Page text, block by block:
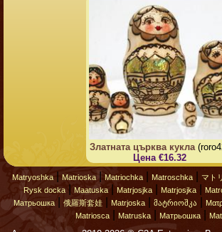
Златната църква кукла
Цена €16.32
Matryoshka| Matrioska| Matriochka| Matroschka| マト
Rysk docka| Maatuska| Matrjosjka| Matrjosjka|
Матрьошка 俄羅斯套娃 Matrjoska მატრიოშკა
Matriosca Matruska Матрьошка